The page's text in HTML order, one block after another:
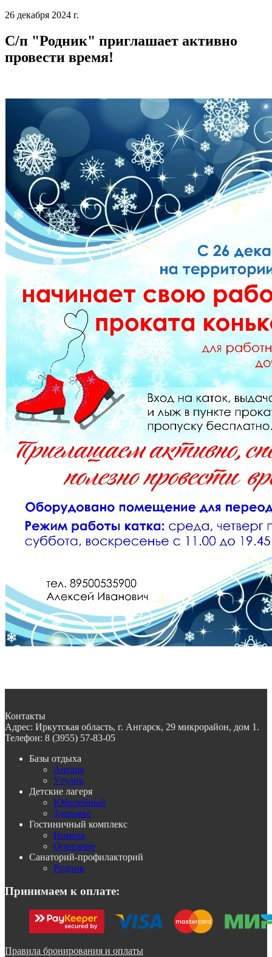
26 декабря 2024 г.
С/п "Родник" приглашает активно
провести время!
Контакты
Адрес: Иркутская область, г. Ангарск, 29 микрорайон, дом 1.
Телефон: 8 (3955) 57-83-05
Базы отдыха
Ангара
Утулик
Детские лагеря
Юбилейный
Здоровье
Гостиничный комплекс
Номера
Описание
Санаторий-профилакторий
Родник
Принимаем к оплате:
Правила бронирования и оплаты